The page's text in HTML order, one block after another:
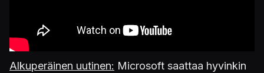
Alkuperäinen uutinen: Microsoft saattaa hyvinkin